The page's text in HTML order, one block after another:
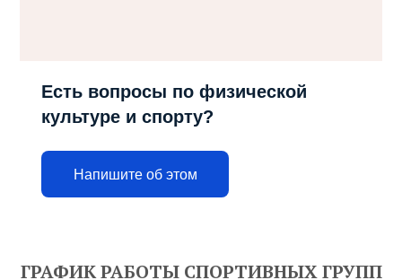
Есть вопросы по физической
культуре и спорту?
Напишите об этом
ГРАФИК РАБОТЫ СПОРТИВНЫХ ГРУПП